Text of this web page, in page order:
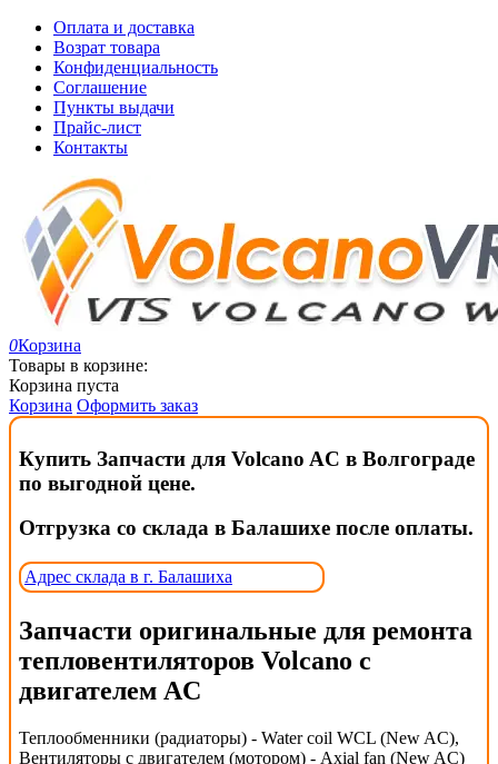
Оплата и доставка
Возрат товара
Конфиденциальность
Соглашение
Пункты выдачи
Прайс-лист
Контакты
0Корзина
Товары в корзине:
Корзина пуста
Корзина Оформить заказ
Купить Запчасти для Volcano AC в Волгограде
по выгодной цене.
Отгрузка со склада в Балашихе после оплаты.
Адрес склада в г. Балашиха
Запчасти оригинальные для ремонта
тепловентиляторов Volcano с
двигателем AC
Теплообменники (радиаторы) - Water coil WCL (New AC),
Вентиляторы с двигателем (мотором) - Axial fan (New AC)